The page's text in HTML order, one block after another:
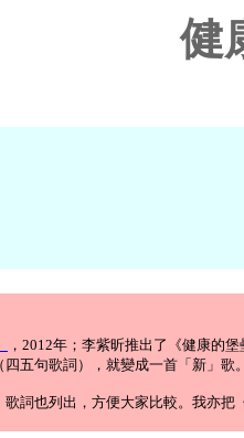
健
，2012年；李紫昕推出了《健康的
五句歌詞），就變成一首「新」歌
詞也列出，方便大家比較。我亦